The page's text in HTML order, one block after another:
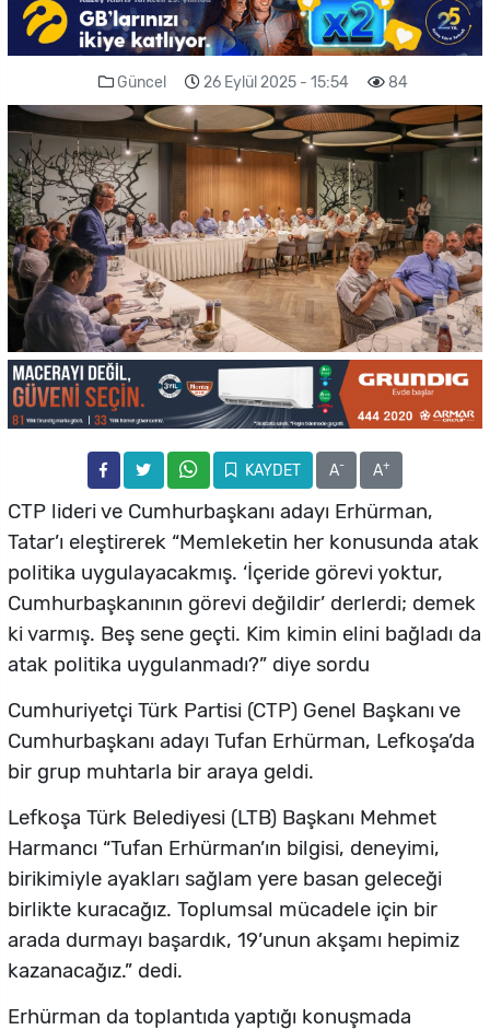
Güncel 26 Eylül 2025 - 15:54 84
KAYDET A- A+
CTP lideri ve Cumhurbaşkanı adayı Erhürman,
Tatar’ı eleştirerek “Memleketin her konusunda atak
politika uygulayacakmış. ‘İçeride görevi yoktur,
Cumhurbaşkanının görevi değildir’ derlerdi; demek
ki varmış. Beş sene geçti. Kim kimin elini bağladı da
atak politika uygulanmadı?” diye sordu
Cumhuriyetçi Türk Partisi (CTP) Genel Başkanı ve
Cumhurbaşkanı adayı Tufan Erhürman, Lefkoşa’da
bir grup muhtarla bir araya geldi.
Lefkoşa Türk Belediyesi (LTB) Başkanı Mehmet
Harmancı “Tufan Erhürman’ın bilgisi, deneyimi,
birikimiyle ayakları sağlam yere basan geleceği
birlikte kuracağız. Toplumsal mücadele için bir
arada durmayı başardık, 19’unun akşamı hepimiz
kazanacağız.” dedi.
Erhürman da toplantıda yaptığı konuşmada